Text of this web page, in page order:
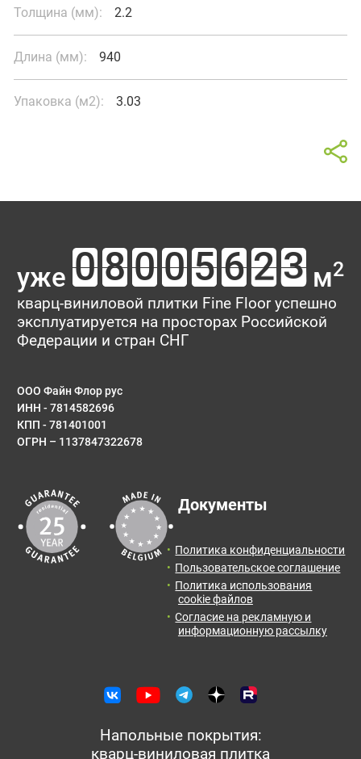
Толщина (мм): 2.2
Длина (мм): 940
Упаковка (м2): 3.03
Тип укладки
Количество:
упак.
Итоговая
площадь:
0м2
Цена от:
Отправить заявку с расчетом менеджеру для
получения информации и оформления заказа.
Басеги
Ваш отзыв поможет кому-то сделать выбор. Спасибо, что
делитесь опытом!
Рейтинг:
E-mail
Сообщение
уже м2
кварц-виниловой плитки Fine Floor успешно
эксплуатируется на просторах Российской
Федерации и стран СНГ
ООО Файн Флор рус
ИНН - 7814582696
КПП - 781401001
ОГРН – 1137847322678
Документы
Политика конфиденциальности
Пользовательское соглашение
Политика использования
cookie файлов
Согласие на рекламную и
информационную рассылку
Напольные покрытия:
кварц-виниловая плитка